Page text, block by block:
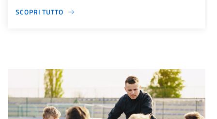
SCOPRI TUTTO